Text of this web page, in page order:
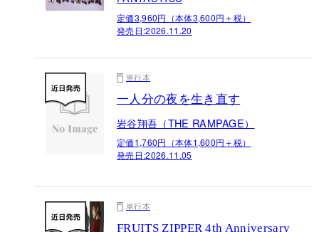
定価3,960円（本体3,600円＋税）
発売日:2026.11.20
単行本
一人分の夜を生き直す
岩谷翔吾（THE RAMPAGE）
定価1,760円（本体1,600円＋税）
発売日:2026.11.05
単行本
FRUITS ZIPPER 4th Anniversary